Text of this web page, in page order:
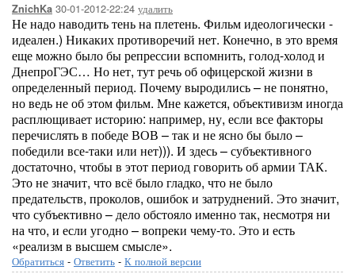
ZnichKa 30-01-2012-22:24 удалить
Не надо наводить тень на плетень. Фильм идеологически -
идеален.) Никаких противоречий нет. Конечно, в это время
еще можно было бы репрессии вспомнить, голод-холод и
ДнепроГЭС… Но нет, тут речь об офицерской жизни в
определенный период. Почему выродились – не понятно,
но ведь не об этом фильм. Мне кажется, объективизм иногда
расплющивает историю: например, ну, если все факторы
перечислять в победе ВОВ – так и не ясно бы было –
победили все-таки или нет))). И здесь – субъективного
достаточно, чтобы в этот период говорить об армии ТАК.
Это не значит, что всё было гладко, что не было
предательств, проколов, ошибок и затруднений. Это значит,
что субъективно – дело обстояло именно так, несмотря ни
на что, и если угодно – вопреки чему-то. Это и есть
«реализм в высшем смысле».
Обратиться - Ответить - К полной версии